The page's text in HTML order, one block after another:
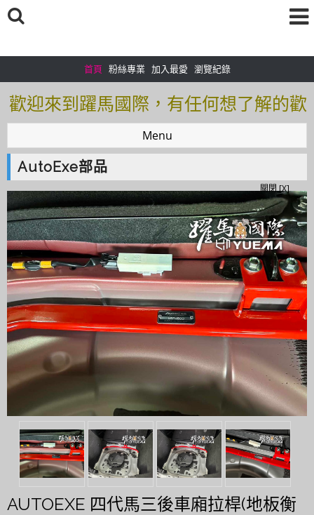
首頁 粉絲專業 加入最愛 瀏覽紀錄
歡迎來到躍馬國際，有任何想了解的歡
迎加入＠官方帳號：＠tof5459i 聯繫電
話0925166083
歡迎來到躍馬國際，有任何想了解的歡
迎加入＠官方帳號：＠tof5459i 聯繫電
話0925166083
Menu
AutoExe部品
AUTOEXE 四代馬三後車廂拉桿(地板衡
關閉 [X]